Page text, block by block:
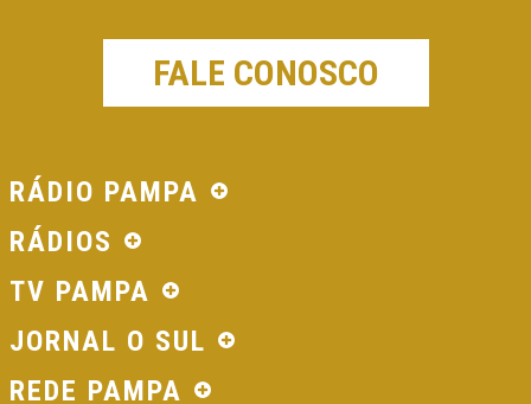
FALE CONOSCO
RÁDIO PAMPA
RÁDIOS
TV PAMPA
JORNAL O SUL
REDE PAMPA